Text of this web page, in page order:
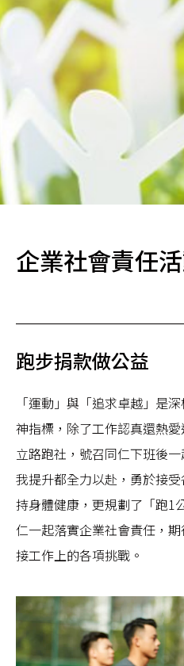
企業社會責任
跑步捐款做公益
「運動」與「追求卓越」是
神指標，除了工作認真還熱
立路跑社，號召同仁下班後
我提升都全力以赴，勇於接
持身體健康，更規劃了「跑1
仁一起落實企業社會責任，
接工作上的各項挑戰。